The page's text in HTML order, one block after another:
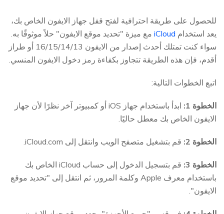
للحصول على طريقة احترافية لفتح قفل جهاز الايفون الخاص بك،
يعد استخدام iCloud مع ميزة "تحديد موقع الايفون" حلاً موثوقًا به.
سواء كنت تمتلك أحدث إصدار من الايفون 16/15/14/13 أو طراز
أقدم، فإن هذه الطريقة تتجاوز بكفاءة رمز دخول الايفون المنسي.
اتبع الخطوات التالية:
الخطوة 1:
ابدأ باستخدام جهاز iOS أو كمبيوتر آخر نظرًا لأن جهاز
الايفون الخاص بك معطل حاليًا.
الخطوة 2: قم بتشغيل متصفح الويب وانتقل إلى iCloud.com.
الخطوة 3:
قم بتسجيل الدخول إلى حساب iCloud الخاص بك
باستخدام معرف Apple وكلمة المرور، ثم انتقل إلى "تحديد موقع
الايفون".